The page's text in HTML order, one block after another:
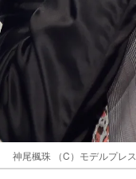
神尾楓珠 （C）モデルプレス